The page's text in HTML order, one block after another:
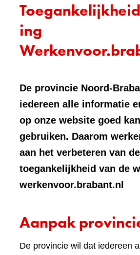
ing
De provincie Noord-
iedereen alle informatie
op onze website goed
gebruiken. Daarom
aan het verbeteren van de
toegankelijkheid van de
werkenvoor.brabant.nl
Aanpak
De provincie wil dat iedereen